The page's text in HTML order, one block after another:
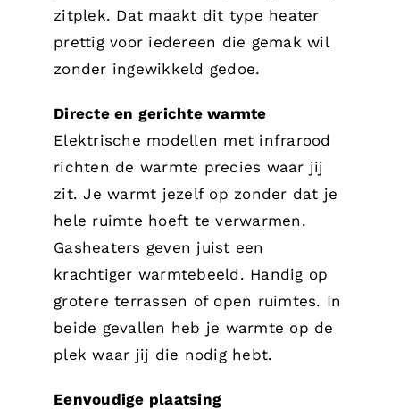
zitplek. Dat maakt dit type heater
prettig voor iedereen die gemak wil
zonder ingewikkeld gedoe.
Directe en gerichte warmte
Elektrische modellen met infrarood
richten de warmte precies waar jij
zit. Je warmt jezelf op zonder dat je
hele ruimte hoeft te verwarmen.
Gasheaters geven juist een
krachtiger warmtebeeld. Handig op
grotere terrassen of open ruimtes. In
beide gevallen heb je warmte op de
plek waar jij die nodig hebt.
Eenvoudige plaatsing